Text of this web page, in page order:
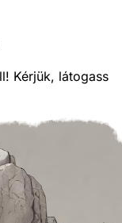
Kérjük, látogass